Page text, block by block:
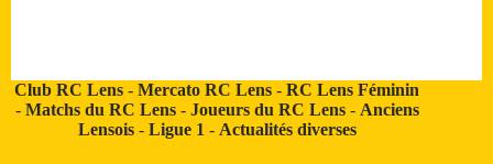
Club RC Lens -Mercato RC Lens -RC Lens Féminin
- Matchs du RC Lens- Joueurs du RC Lens- Anciens
Lensois- Ligue 1 - Actualités diverses